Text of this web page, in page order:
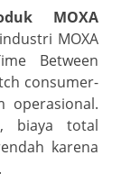
MOXA
MOXA
Between
consumer-
operasional.
biaya total
karena